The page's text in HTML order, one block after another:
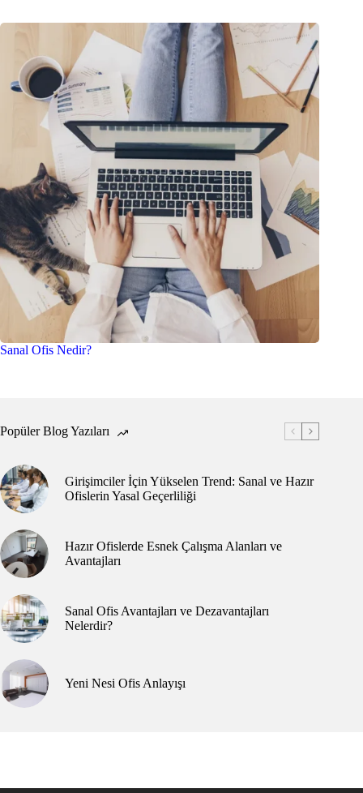
Sanal Ofis Nedir?
Popüler Blog Yazıları
Girişimciler İçin Yükselen Trend: Sanal ve Hazır
Ofislerin Yasal Geçerliliği
Hazır Ofislerde Esnek Çalışma Alanları ve
Avantajları
Sanal Ofis Avantajları ve Dezavantajları
Nelerdir?
Yeni Nesi Ofis Anlayışı